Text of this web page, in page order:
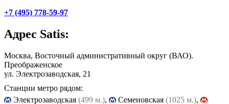
+7 (495) 778-59-97
Адрес Satis:
Москва, Восточный административный округ (ВАО).
Преображенское
ул. Электрозаводская, 21
Станции метро рядом:
Электрозаводская (499 м.), Cеменовская (1025 м.),